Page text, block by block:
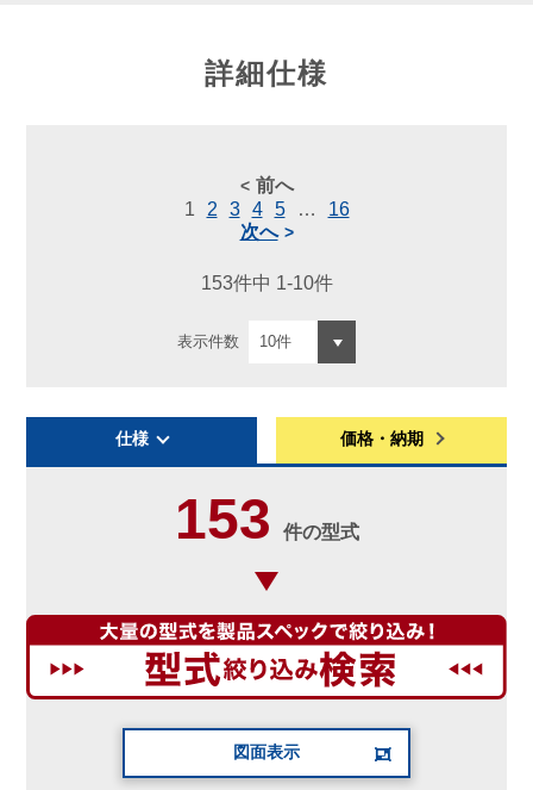
詳細仕様
前へ
1
2 3 4 5 …
16
次へ
153件中 1-10件
表示件数
仕様 価格・納期
153 件の型式
図面表示